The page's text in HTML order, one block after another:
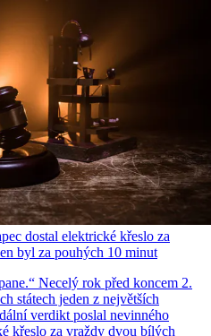
dostal elektrické křeslo za
byl za pouhých 10 minut
Necelý rok před koncem 2.
státech jeden z největších
verdikt poslal nevinného
křeslo za vraždy dvou bílých